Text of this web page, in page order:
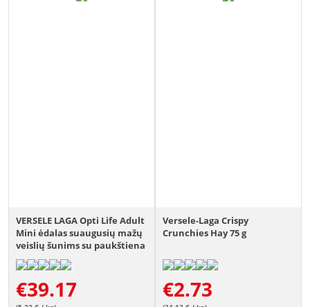
VERSELE LAGA Opti Life Adult
Mini ėdalas suaugusių mažų
veislių šunims su paukštiena
ir ryžiais 7,5 kg
€39.17
Versele-Laga Crispy
Crunchies Hay 75 g
€2.73